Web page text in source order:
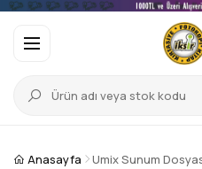
Anasayfa Umix Sunum